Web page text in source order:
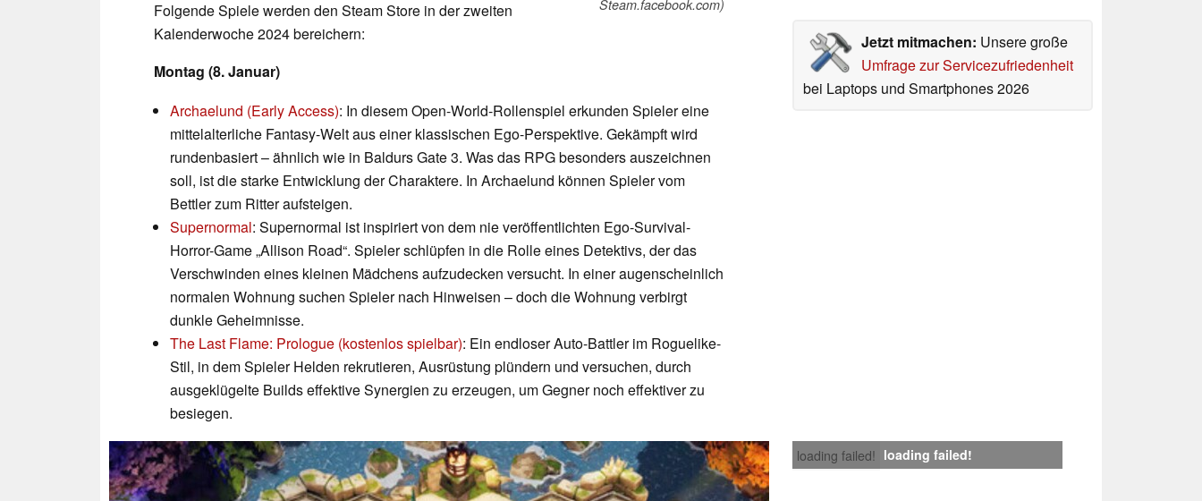
Steam.facebook.com)
Jetzt mitmachen: Unsere große
Umfrage zur Servicezufriedenheit
bei Laptops und Smartphones 2026
Folgende Spiele werden den Steam Store in der zweiten
Kalenderwoche 2024 bereichern:
Montag (8. Januar)
Archaelund (Early Access): In diesem Open-World-Rollenspiel erkunden Spieler eine
mittelalterliche Fantasy-Welt aus einer klassischen Ego-Perspektive. Gekämpft wird
rundenbasiert – ähnlich wie in Baldurs Gate 3. Was das RPG besonders auszeichnen
soll, ist die starke Entwicklung der Charaktere. In Archaelund können Spieler vom
Bettler zum Ritter aufsteigen.
Supernormal: Supernormal ist inspiriert von dem nie veröffentlichten Ego-Survival-
Horror-Game „Allison Road“. Spieler schlüpfen in die Rolle eines Detektivs, der das
Verschwinden eines kleinen Mädchens aufzudecken versucht. In einer augenscheinlich
normalen Wohnung suchen Spieler nach Hinweisen – doch die Wohnung verbirgt
dunkle Geheimnisse.
The Last Flame: Prologue (kostenlos spielbar): Ein endloser Auto-Battler im Roguelike-
Stil, in dem Spieler Helden rekrutieren, Ausrüstung plündern und versuchen, durch
ausgeklügelte Builds effektive Synergien zu erzeugen, um Gegner noch effektiver zu
besiegen.
loading failed! loading failed!